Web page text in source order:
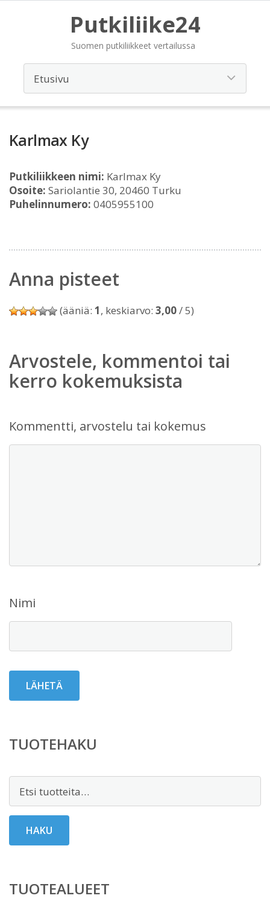
Putkiliike24
Suomen putkiliikkeet vertailussa
Karlmax Ky
Putkiliikkeen nimi: Karlmax Ky
Osoite: Sariolantie 30, 20460 Turku
Puhelinnumero: 0405955100
Anna pisteet
(ääniä: 1, keskiarvo: 3,00/ 5)
Arvostele, kommentoi tai
kerro kokemuksista
Kommentti, arvostelu tai kokemus
Nimi
TUOTEHAKU
HAKU
TUOTEALUEET